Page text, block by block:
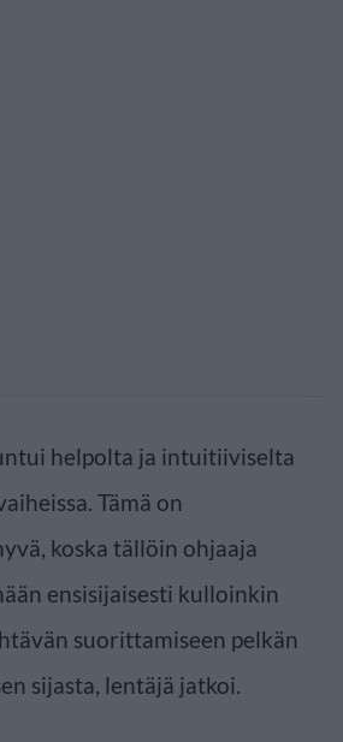
helpolta ja intuitiiviselta
Tämä on
koska tällöin ohjaaja
ensisijaisesti kulloinkin
suorittamiseen pelkän
sijasta, lentäjä jatkoi.